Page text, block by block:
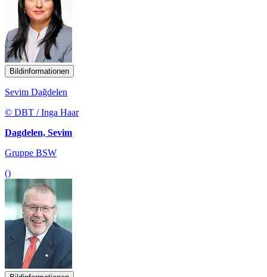
Bildinformationen
Sevim Dağdelen
© DBT / Inga Haar
Dagdelen, Sevim
Gruppe BSW
()